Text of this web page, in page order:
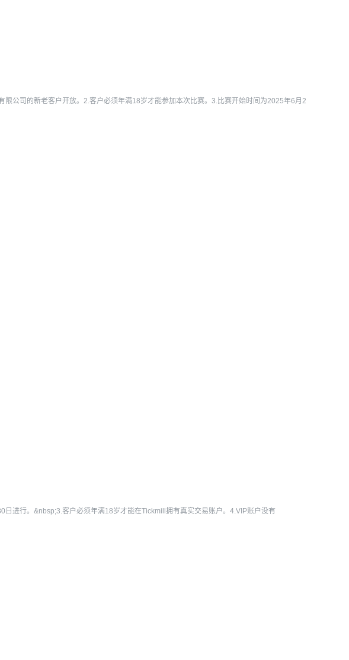
公司的新老客户开放。2.客户必须年满18岁才能参加本次比赛。3.比赛开始时间为2025年6月2
进行。&nbsp;3.客户必须年满18岁才能在Tickmill拥有真实交易账户。4.VIP账户没有